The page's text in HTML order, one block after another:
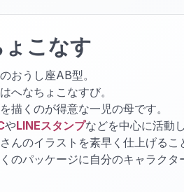
ょこなす
おうし座AB型。
へなちょこなすび。
描くのが得意な一児の母です。
やLINEスタンプなどを中心に活動
んのイラストを素早く仕上げるこ
のパッケージに自分のキャラクタ